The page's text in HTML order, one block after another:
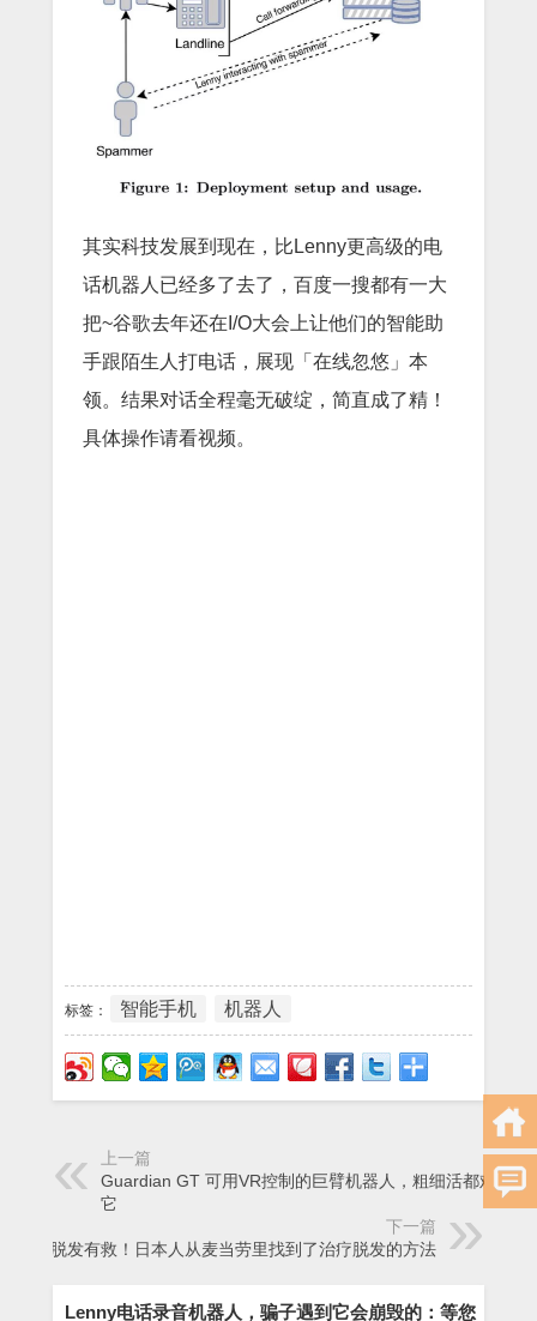
其实科技发展到现在，比Lenny更高级的电
话机器人已经多了去了，百度一搜都有一大
把~谷歌去年还在I/O大会上让他们的智能助
手跟陌生人打电话，展现「在线忽悠」本
领。结果对话全程毫无破绽，简直成了精！
具体操作请看视频。
标签： 智能手机 机器人
上一篇
Guardian GT 可用VR控制的巨臂机器人，粗细活都难不倒
它
下一篇
脱发有救！日本人从麦当劳里找到了治疗脱发的方法
Lenny电话录音机器人，骗子遇到它会崩毁的：等您